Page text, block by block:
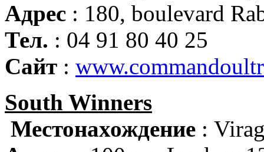
Адрес : 180, boulevard
Тел. : 04 91 80 40 25
Сайт :
South Winners
Местонахождение :